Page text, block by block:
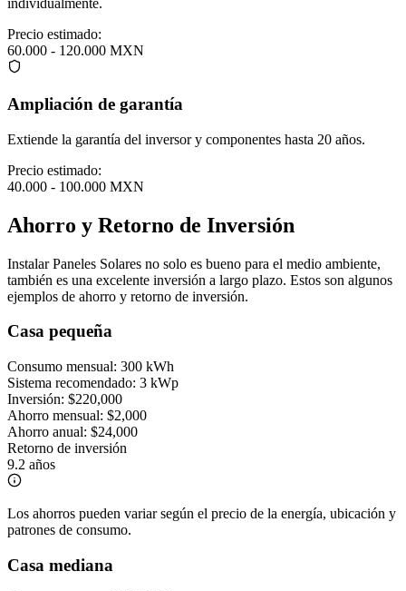
individualmente.
Precio estimado:
60.000 - 120.000 MXN
Ampliación de garantía
Extiende la garantía del inversor y componentes hasta 20 años.
Precio estimado:
40.000 - 100.000 MXN
Ahorro y Retorno de Inversión
Instalar Paneles Solares no solo es bueno para el medio ambiente,
también es una excelente inversión a largo plazo. Estos son algunos
ejemplos de ahorro y retorno de inversión.
Casa pequeña
Consumo mensual: 300 kWh
Sistema recomendado: 3 kWp
Inversión: $220,000
Ahorro mensual: $2,000
Ahorro anual: $24,000
Retorno de inversión
9.2 años
Los ahorros pueden variar según el precio de la energía, ubicación y
patrones de consumo.
Casa mediana